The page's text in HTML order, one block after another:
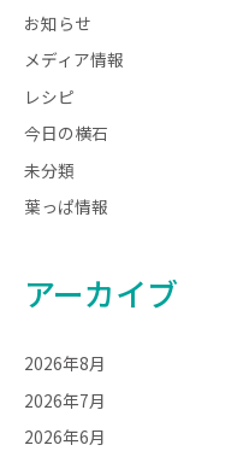
お知らせ
メディア情報
レシピ
今日の横石
未分類
葉っぱ情報
アーカイブ
2026年8月
2026年7月
2026年6月